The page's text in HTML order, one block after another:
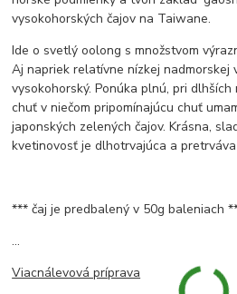
vysokohorských čajov na Taiwane.
Ide o svetlý oolong s množstvom
Aj napriek relatívne nízkej nadmorskej
vysokohorský. Ponúka plnú, pri
chuť v niečom pripomínajúcu chuť
japonských zelených čajov. Krásna,
kvetinovosť je dlhotrvajúca a
*** čaj je predbalený v 50g baleniach
...
Viacnálevová príprava